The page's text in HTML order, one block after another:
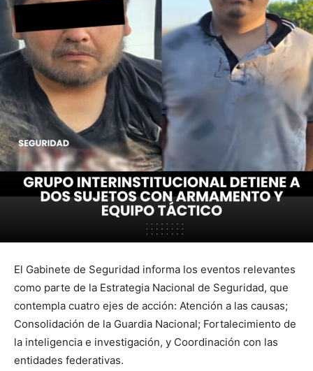
El Gabinete de Seguridad informa los eventos relevantes
como parte de la Estrategia Nacional de Seguridad, que
contempla cuatro ejes de acción: Atención a las causas;
Consolidación de la Guardia Nacional; Fortalecimiento de
la inteligencia e investigación, y Coordinación con las
entidades federativas.